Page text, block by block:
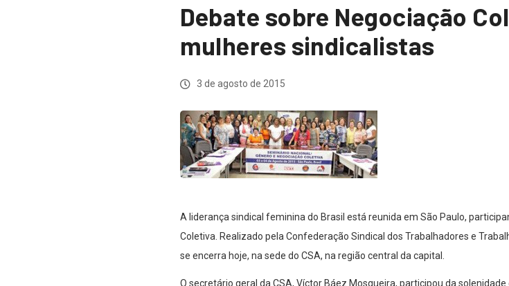
Debate sobre Negociação
mulheres sindicalistas
3 de agosto de 2015
A liderança sindical feminina do Brasil está reunida em São Paulo,
Coletiva. Realizado pela Confederação Sindical dos Trabalhadores e
se encerra hoje, na sede do CSA, na região central da capital.
O secretário geral da CSA, Víctor Báez Mosqueira, participou da